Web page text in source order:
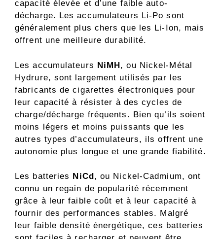
capacité élevée et d’une faible auto-
décharge. Les accumulateurs Li-Po sont
généralement plus chers que les Li-Ion, mais
offrent une meilleure durabilité.
Les accumulateurs NiMH, ou Nickel-Métal
Hydrure, sont largement utilisés par les
fabricants de cigarettes électroniques pour
leur capacité à résister à des cycles de
charge/décharge fréquents. Bien qu’ils soient
moins légers et moins puissants que les
autres types d’accumulateurs, ils offrent une
autonomie plus longue et une grande fiabilité.
Les batteries NiCd, ou Nickel-Cadmium, ont
connu un regain de popularité récemment
grâce à leur faible coût et à leur capacité à
fournir des performances stables. Malgré
leur faible densité énergétique, ces batteries